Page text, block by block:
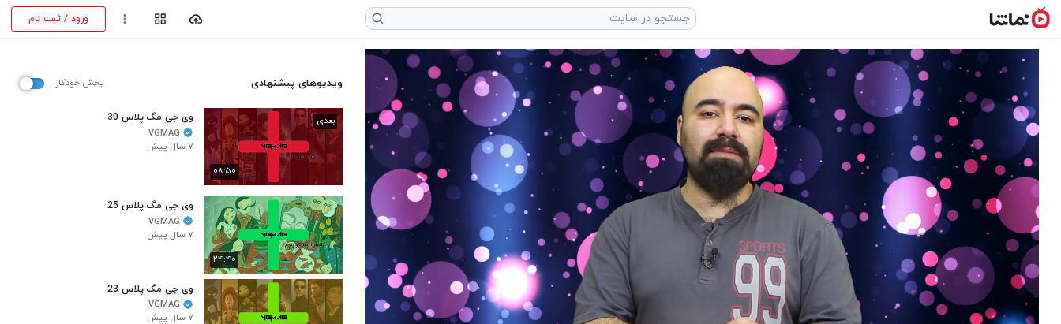
ورود / ثبت نام
ویدیوهای پیشنهادی پخش خودکار
۰۸:۵۰
بعدی وی جی مگ پلاس 30
VGMAG
۷ سال پیش
۲۴:۴۰
وی جی مگ پلاس 25
VGMAG
۷ سال پیش
وی جی مگ پلاس 23
VGMAG
۷ سال پیش